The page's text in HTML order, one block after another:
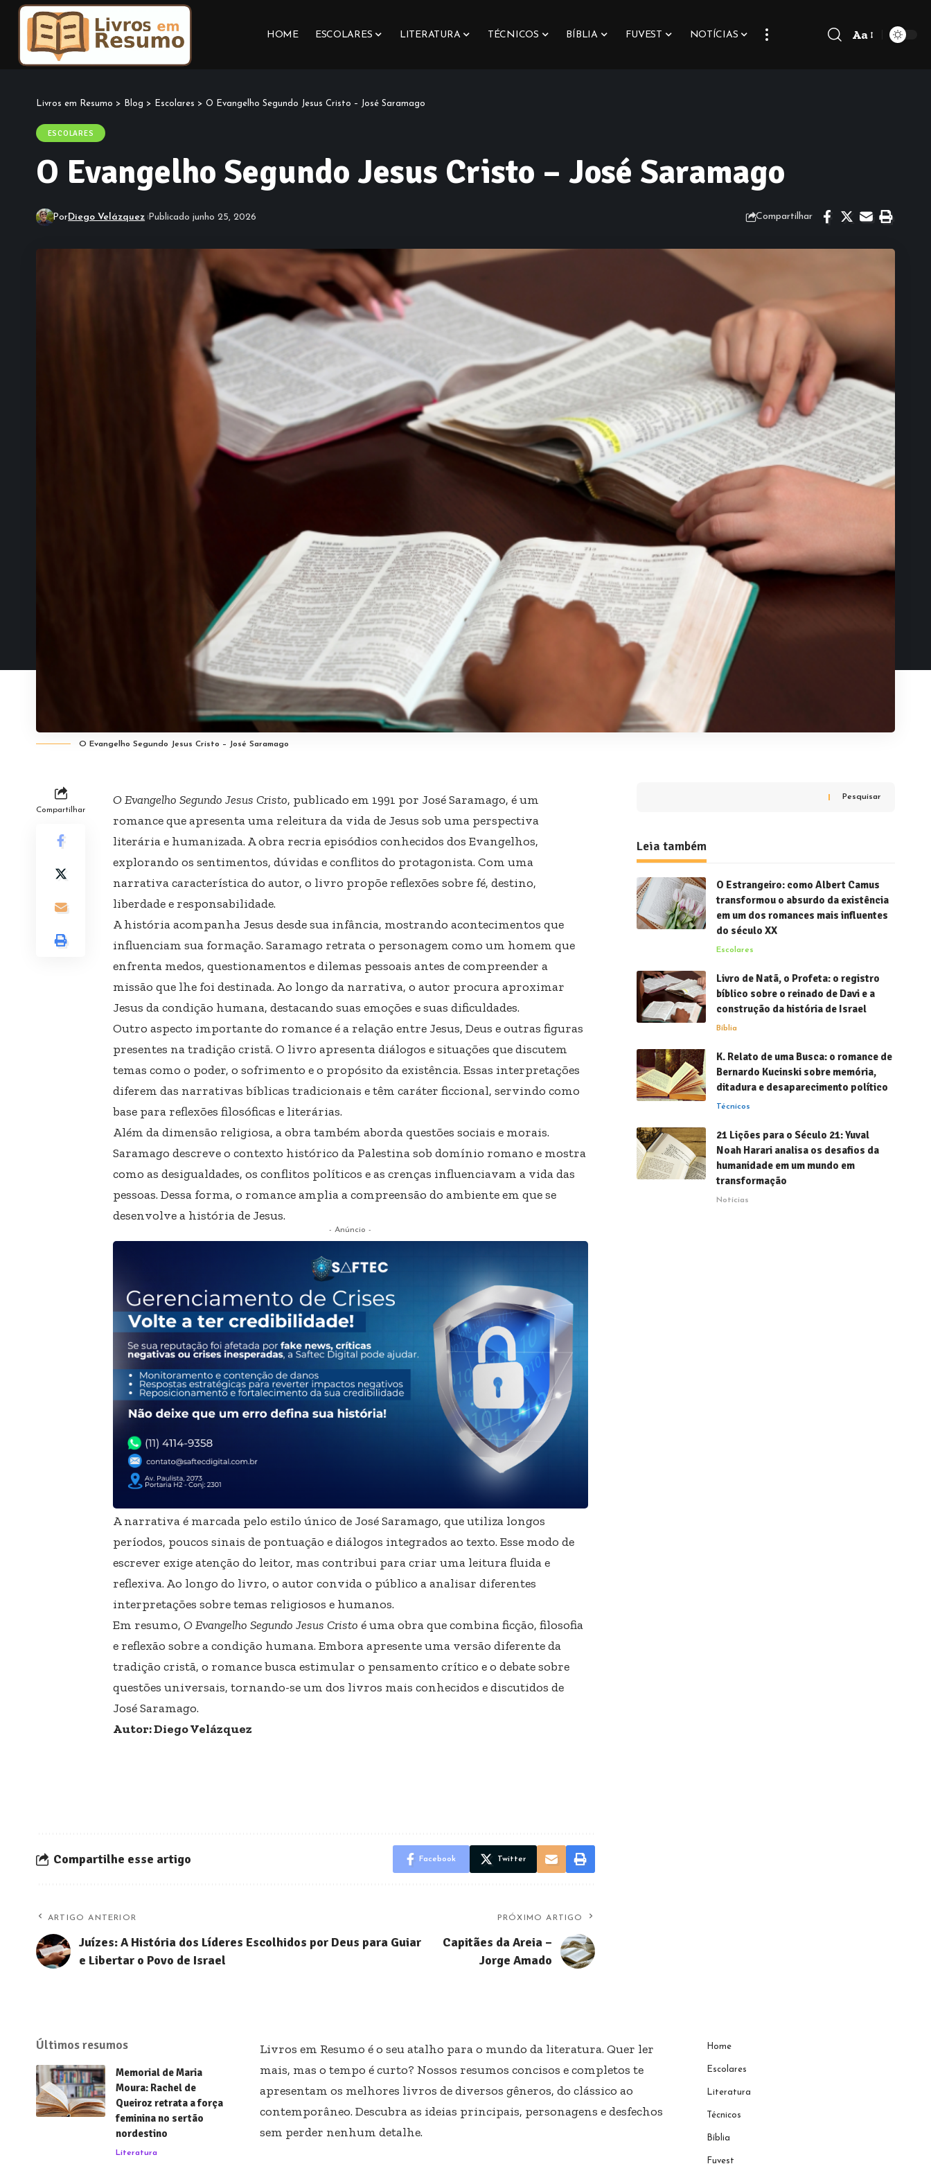
HOME ESCOLARES LITERATURA TÉCNICOS BÍBLIA FUVEST NOTÍCIAS Aa
Livros em Resumo > Blog > Escolares > O Evangelho Segundo Jesus Cristo – José Saramago
ESCOLARES
O Evangelho Segundo Jesus Cristo – José Saramago
PorDiego Velázquez Publicado junho 25, 2026 Compartilhar
O Evangelho Segundo Jesus Cristo – José Saramago
Compartilhar
O Evangelho Segundo Jesus Cristo, publicado em 1991 por José Saramago, é um
romance que apresenta uma releitura da vida de Jesus sob uma perspectiva
literária e humanizada. A obra recria episódios conhecidos dos Evangelhos,
explorando os sentimentos, dúvidas e conflitos do protagonista. Com uma
narrativa característica do autor, o livro propõe reflexões sobre fé, destino,
liberdade e responsabilidade.
A história acompanha Jesus desde sua infância, mostrando acontecimentos que
influenciam sua formação. Saramago retrata o personagem como um homem que
enfrenta medos, questionamentos e dilemas pessoais antes de compreender a
missão que lhe foi destinada. Ao longo da narrativa, o autor procura aproximar
Jesus da condição humana, destacando suas emoções e suas dificuldades.
Outro aspecto importante do romance é a relação entre Jesus, Deus e outras figuras
presentes na tradição cristã. O livro apresenta diálogos e situações que discutem
temas como o poder, o sofrimento e o propósito da existência. Essas interpretações
diferem das narrativas bíblicas tradicionais e têm caráter ficcional, servindo como
base para reflexões filosóficas e literárias.
Além da dimensão religiosa, a obra também aborda questões sociais e morais.
Saramago descreve o contexto histórico da Palestina sob domínio romano e mostra
como as desigualdades, os conflitos políticos e as crenças influenciavam a vida das
pessoas. Dessa forma, o romance amplia a compreensão do ambiente em que se
desenvolve a história de Jesus.
- Anúncio -
A narrativa é marcada pelo estilo único de José Saramago, que utiliza longos
períodos, poucos sinais de pontuação e diálogos integrados ao texto. Esse modo de
escrever exige atenção do leitor, mas contribui para criar uma leitura fluida e
reflexiva. Ao longo do livro, o autor convida o público a analisar diferentes
interpretações sobre temas religiosos e humanos.
Em resumo, O Evangelho Segundo Jesus Cristo é uma obra que combina ficção, filosofia
e reflexão sobre a condição humana. Embora apresente uma versão diferente da
tradição cristã, o romance busca estimular o pensamento crítico e o debate sobre
questões universais, tornando-se um dos livros mais conhecidos e discutidos de
José Saramago.
Autor: Diego Velázquez
Compartilhe esse artigo Facebook Twitter
ARTIGO ANTERIOR
Juízes: A História dos Líderes Escolhidos por Deus para Guiar
e Libertar o Povo de Israel
PRÓXIMO ARTIGO
Capitães da Areia –
Jorge Amado
Pesquisar
Leia também
O Estrangeiro: como Albert Camus
transformou o absurdo da existência
em um dos romances mais influentes
do século XX
Escolares
Livro de Natã, o Profeta: o registro
bíblico sobre o reinado de Davi e a
construção da história de Israel
Bíblia
K. Relato de uma Busca: o romance de
Bernardo Kucinski sobre memória,
ditadura e desaparecimento político
Técnicos
21 Lições para o Século 21: Yuval
Noah Harari analisa os desafios da
humanidade em um mundo em
transformação
Notícias
Últimos resumos
Memorial de Maria
Moura: Rachel de
Queiroz retrata a força
feminina no sertão
nordestino
Literatura
Livros em Resumo é o seu atalho para o mundo da literatura. Quer ler
mais, mas o tempo é curto? Nossos resumos concisos e completos te
apresentam os melhores livros de diversos gêneros, do clássico ao
contemporâneo. Descubra as ideias principais, personagens e desfechos
sem perder nenhum detalhe.
Home
Escolares
Literatura
Técnicos
Bíblia
Fuvest